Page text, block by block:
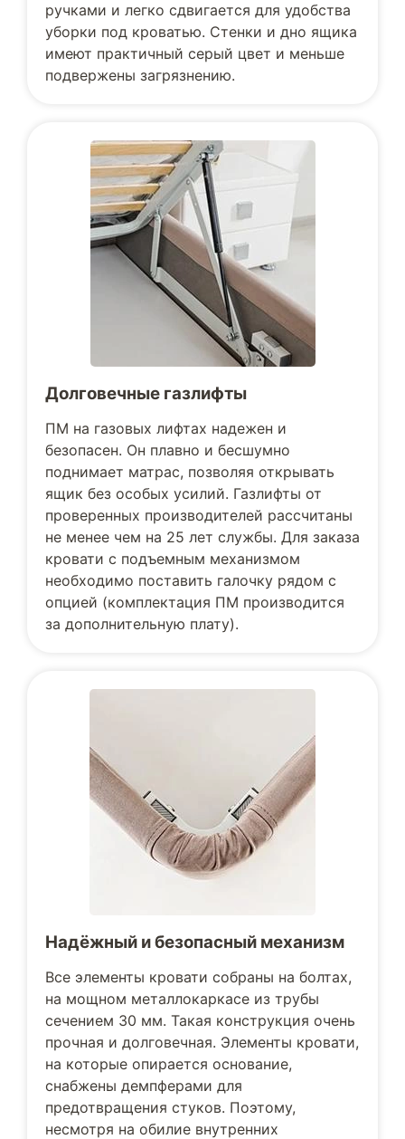
ручками и легко сдвигается для удобства
уборки под кроватью. Стенки и дно ящика
имеют практичный серый цвет и меньше
подвержены загрязнению.
Долговечные газлифты
ПМ на газовых лифтах надежен и
безопасен. Он плавно и бесшумно
поднимает матрас, позволяя открывать
ящик без особых усилий. Газлифты от
проверенных производителей рассчитаны
не менее чем на 25 лет службы. Для заказа
кровати с подъемным механизмом
необходимо поставить галочку рядом с
опцией (комплектация ПМ производится
за дополнительную плату).
Надёжный и безопасный механизм
Все элементы кровати собраны на болтах,
на мощном металлокаркасе из трубы
сечением 30 мм. Такая конструкция очень
прочная и долговечная. Элементы кровати,
на которые опирается основание,
снабжены демпферами для
предотвращения стуков. Поэтому,
несмотря на обилие внутренних